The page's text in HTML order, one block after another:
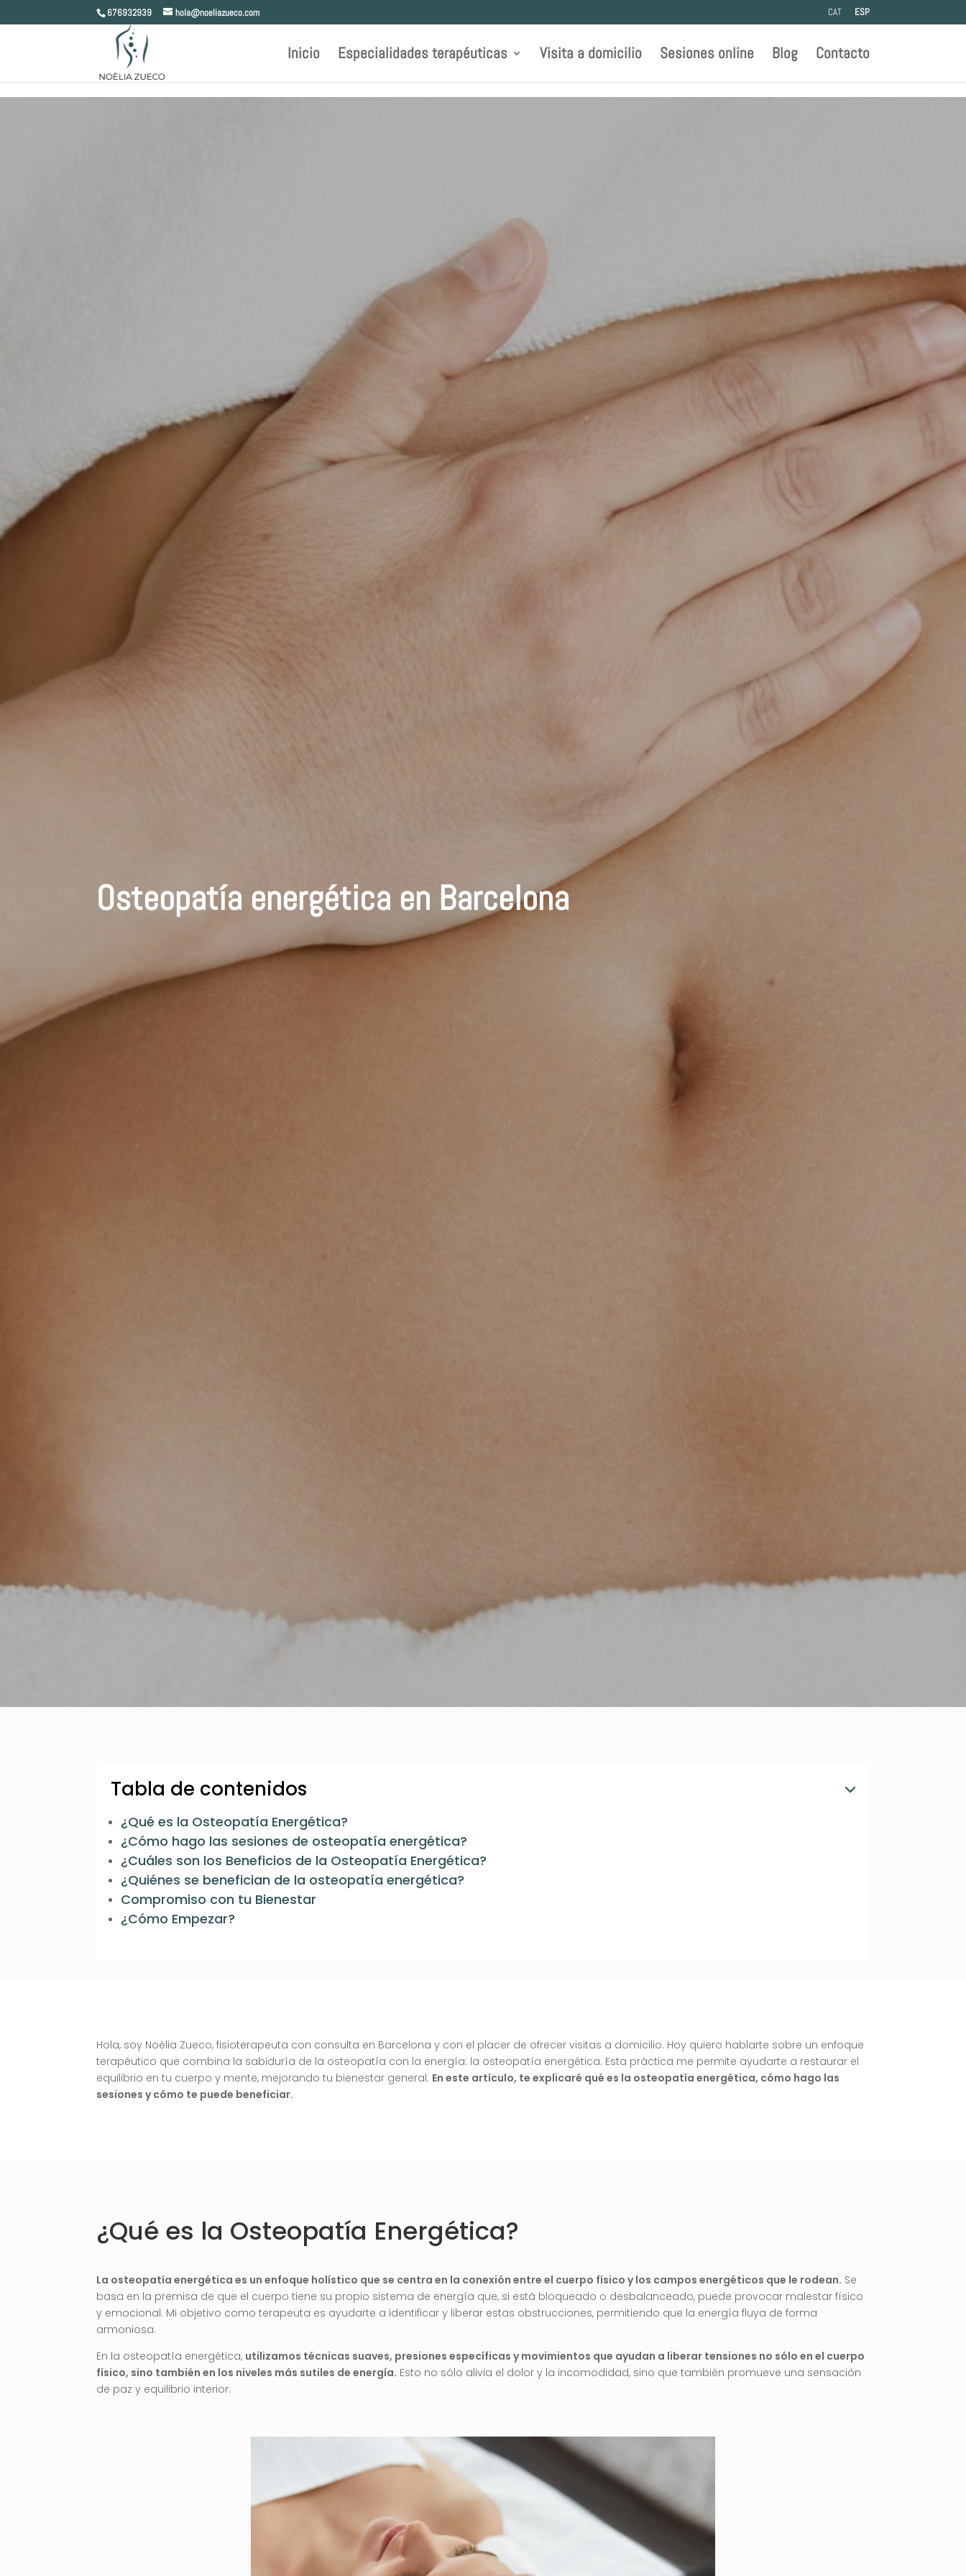
676932939 hola@noeliazueco.com CAT ESP
Inicio Especialidades terapéuticas Visita a domicilio Sesiones online Blog Contacto
Osteopatía energética en Barcelona
Tabla de contenidos
¿Qué es la Osteopatía Energética?
¿Cómo hago las sesiones de osteopatía energética?
¿Cuáles son los Beneficios de la Osteopatía Energética?
¿Quiénes se benefician de la osteopatía energética?
Compromiso con tu Bienestar
¿Cómo Empezar?
Hola, soy Noèlia Zueco, fisioterapeuta con consulta en Barcelona y con el placer de ofrecer visitas a domicilio. Hoy quiero hablarte sobre un enfoque
terapéutico que combina la sabiduría de la osteopatía con la energía: la osteopatía energética. Esta práctica me permite ayudarte a restaurar el
equilibrio en tu cuerpo y mente, mejorando tu bienestar general. En este artículo, te explicaré qué es la osteopatía energética, cómo hago las
sesiones y cómo te puede beneficiar.
¿Qué es la Osteopatía Energética?
La osteopatía energética es un enfoque holístico que se centra en la conexión entre el cuerpo físico y los campos energéticos que le rodean. Se
basa en la premisa de que el cuerpo tiene su propio sistema de energía que, si está bloqueado o desbalanceado, puede provocar malestar físico
y emocional. Mi objetivo como terapeuta es ayudarte a identificar y liberar estas obstrucciones, permitiendo que la energía fluya de forma
armoniosa.
En la osteopatía energética, utilizamos técnicas suaves, presiones específicas y movimientos que ayudan a liberar tensiones no sólo en el cuerpo
físico, sino también en los niveles más sutiles de energía. Esto no sólo alivia el dolor y la incomodidad, sino que también promueve una sensación
de paz y equilibrio interior.